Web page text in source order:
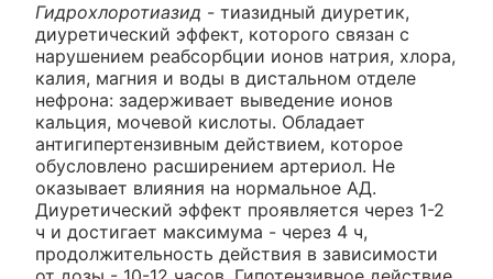
Гидрохлоротиазид - тиазидный диуретик,
диуретический эффект, которого связан с
нарушением реабсорбции ионов натрия, хлора,
калия, магния и воды в дистальном отделе
нефрона: задерживает выведение ионов
кальция, мочевой кислоты. Обладает
антигипертензивным действием, которое
обусловлено расширением артериол. Не
оказывает влияния на нормальное АД.
Диуретический эффект проявляется через 1-2
ч и достигает максимума - через 4 ч,
продолжительность действия в зависимости